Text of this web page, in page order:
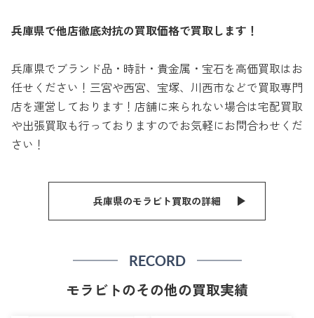
兵庫県で他店徹底対抗の買取価格で買取します！
兵庫県でブランド品・時計・貴金属・宝石を高価買取はお
任せください！三宮や西宮、宝塚、川西市などで買取専門
店を運営しております！店舗に来られない場合は宅配買取
や出張買取も行っておりますのでお気軽にお問合わせくだ
さい！
兵庫県のモラビト買取の詳細
RECORD
モラビトのその他の買取実績